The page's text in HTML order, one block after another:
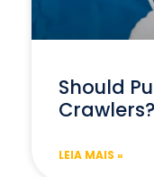
Should
Crawlers?
LEIA MAIS »